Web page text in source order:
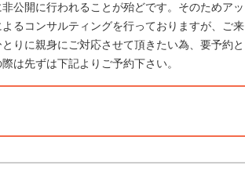
公開に行われることが殆どです。そのためアッ
るコンサルティングを行っておりますが、ご来
りに親身にご対応させて頂きたい為、要予約と
は先ずは下記よりご予約下さい。